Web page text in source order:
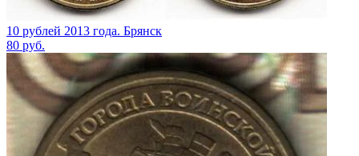
10 рублей 2013 года. Брянск
80 руб.